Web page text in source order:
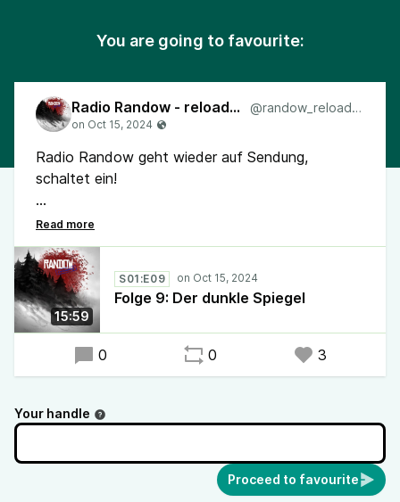
You are going to favourite:
Radio Randow - reloaded @randow_reloaded
Radio Randow geht wieder auf Sendung,
schaltet ein!
Folge 9: Der dunkle Spiegel
#RadioRandow #Randow #Podcast #Mystery
15:59
S01:E09
Folge 9: Der dunkle Spiegel
0 0 3
Your handle
Proceed to favourite